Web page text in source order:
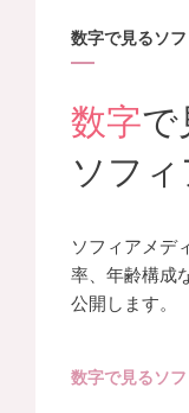
数字で見るソ
数字で
ソフィ
ソフィアメデ
率、年齢構成
公開します。
数字で見るソ